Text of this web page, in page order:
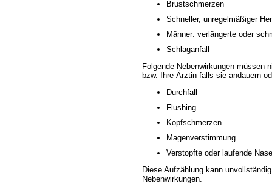
Brustschmerzen
Schneller, unregelmäßiger
Männer: verlängerte oder
Schlaganfall
Folgende Nebenwirkungen müssen
bzw. Ihre Ärztin falls sie andauern
Durchfall
Flushing
Kopfschmerzen
Magenverstimmung
Verstopfte oder laufende Nase
Diese Aufzählung kann
Nebenwirkungen.